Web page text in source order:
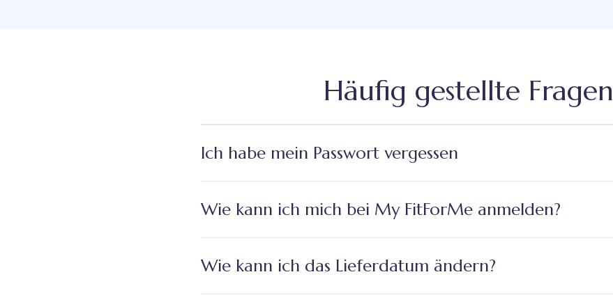
Häufig gestellte Fragen
Ich habe mein Passwort vergessen
Wie kann ich mich bei My FitForMe anmelden?
Wie kann ich das Lieferdatum ändern?